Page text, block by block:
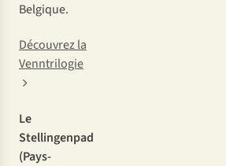
Belgique.
Découvrez la
Venntrilogie
Le
Stellingenpad
(Pays-